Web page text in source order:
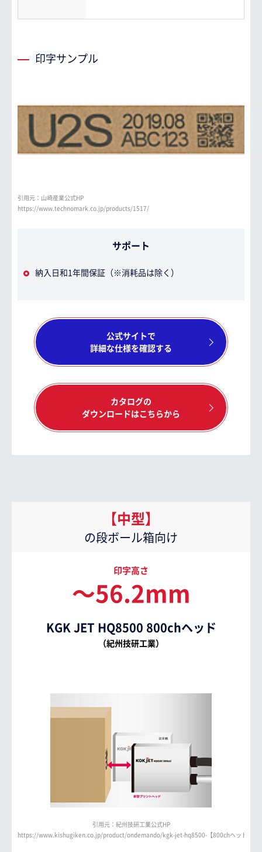
印字サンプル
引用元：山崎産業公式HP
https://www.technomark.co.jp/products/1517/
サポート
納入日和1年間保証（※消耗品は除く）
公式サイトで
詳細な仕様を確認する
カタログの
ダウンロードはこちらから
【中型】
の段ボール箱向け
印字高さ
～56.2mm
KGK JET HQ8500 800chヘッド
（紀州技研工業）
引用元：紀州技研工業公式HP
https://www.kishugiken.co.jp/product/ondemando/kgk-jet-hq8500-【800chヘッド】/